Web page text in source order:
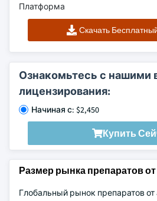
Платформа
Скачать
Ознакомьтесь с нашими
лицензирования:
Начиная с: $2,450
Купить
Размер рынка препаратов от
Глобальный рынок препаратов от